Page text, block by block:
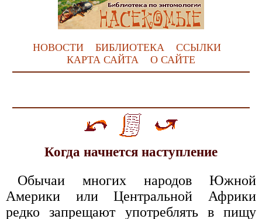
НОВОСТИ БИБЛИОТЕКА
ССЫЛКИ
КАРТА САЙТА
О САЙТЕ
Когда начнется наступление
Обычаи многих народов Южной
Америки или Центральной Африки
редко запрещают употреблять в пищу